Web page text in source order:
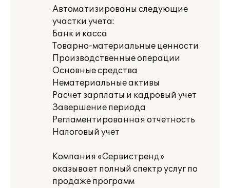
Автоматизированы следующие
участки учета:
Банк и касса
Товарно-материальные ценности
Производственные операции
Основные средства
Нематериальные активы
Расчет зарплаты и кадровый учет
Завершение периода
Регламентированная отчетность
Налоговый учет
Компания «Сервистренд»
оказывает полный спектр услуг по
продаже программ